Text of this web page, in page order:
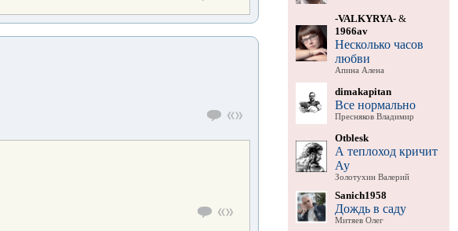
-VALKYRYA-&
1966av
Несколько часов
любви
Апина Алена
dimakapitan
Все нормально
Пресняков Владимир
Otblesk
А теплоход кричит
Ау
Золотухин Валерий
Sanich1958
Дождь в саду
Митяев Олег